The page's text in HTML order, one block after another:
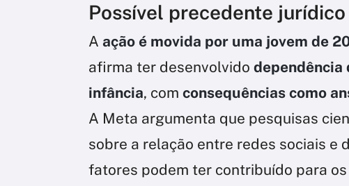
Possível precedente jurídico
A ação é movida por uma jovem de
afirma ter desenvolvido dependência
infância, com consequências como
A Meta argumenta que pesquisas
sobre a relação entre redes sociais e
fatores podem ter contribuído para